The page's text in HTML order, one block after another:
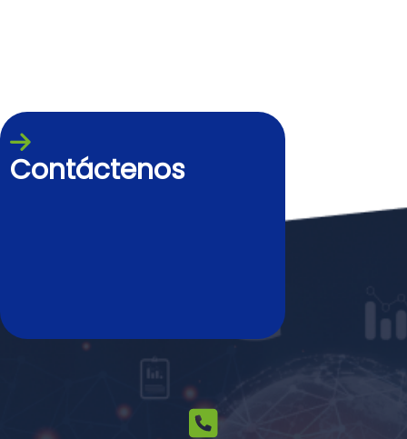
Contáctenos